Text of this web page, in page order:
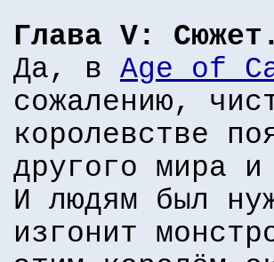
Глава V: Сюжет.
Да, в Age of
сожалению,
королевстве
другого мира
И людям был
изгонит